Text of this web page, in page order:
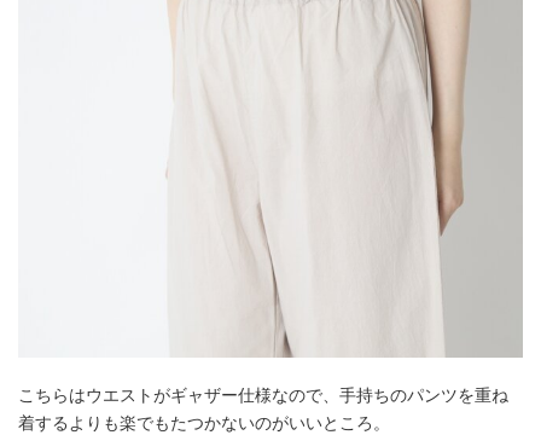
こちらはウエストがギャザー仕様なので、手持ちのパンツを重ね
着するよりも楽でもたつかないのがいいところ。